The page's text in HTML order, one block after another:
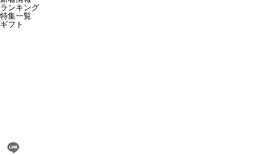
ランキング
特集一覧
ギフト